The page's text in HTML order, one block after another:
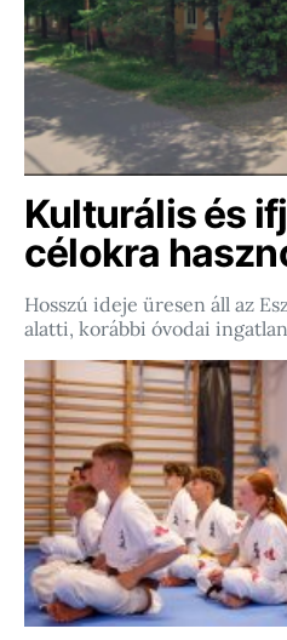
Kulturális és
célokra
Hosszú ideje üresen áll az
alatti, korábbi óvodai